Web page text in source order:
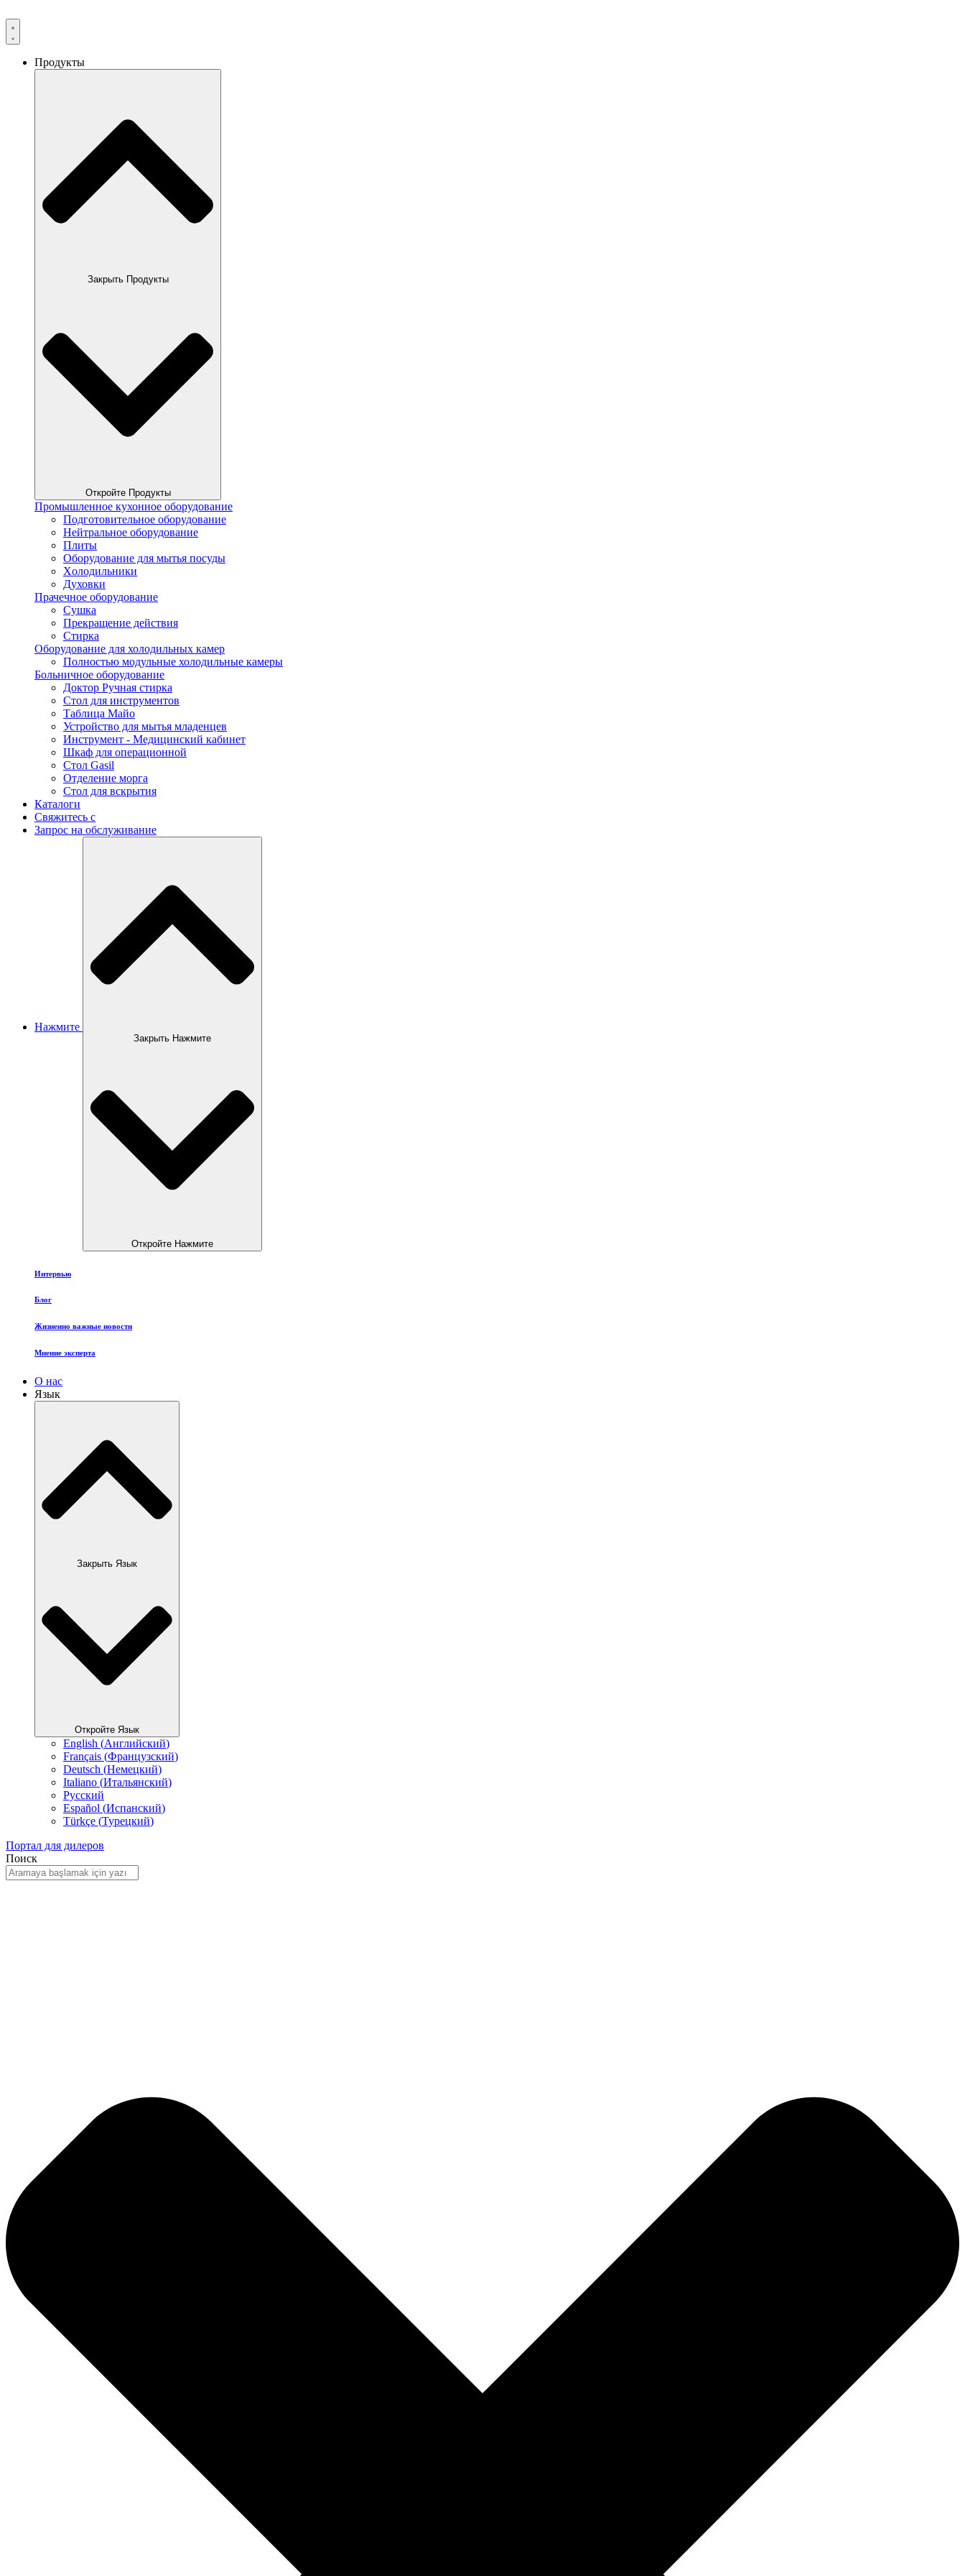
Продукты
Закрыть Продукты
Откройте Продукты
Промышленное кухонное оборудование
Подготовительное оборудование
Нейтральное оборудование
Плиты
Оборудование для мытья посуды
Xолодильники
Духовки
Прачечное оборудование
Сушка
Прекращение действия
Стирка
Оборудование для холодильных камер
Полностью модульные холодильные камеры
Больничное оборудование
Доктор Ручная стирка
Стол для инструментов
Таблица Майо
Устройство для мытья младенцев
Инструмент - Медицинский кабинет
Шкаф для операционной
Стол Gasil
Отделение морга
Стол для вскрытия
Каталоги
Свяжитесь с
Запрос на обслуживание
Нажмите
Закрыть Нажмите
Откройте Нажмите
Интервью
Блог
Жизненно важные новости
Мнение эксперта
О нас
Язык
Закрыть Язык
Откройте Язык
English (Английский)
Français (Французский)
Deutsch (Немецкий)
Italiano (Итальянский)
Русский
Español (Испанский)
Türkçe (Турецкий)
Портал для дилеров
Поиск